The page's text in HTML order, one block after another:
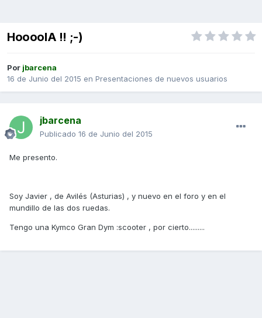
HoooolA !! ;-)
Por jbarcena
16 de Junio del 2015 en Presentaciones de nuevos usuarios
jbarcena
Publicado 16 de Junio del 2015
Me presento.
Soy Javier , de Avilés (Asturias) , y nuevo en el foro y en el
mundillo de las dos ruedas.
Tengo una Kymco Gran Dym :scooter , por cierto.........